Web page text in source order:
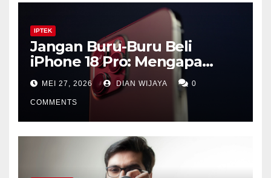
IPTEK
Jangan Buru-Buru Beli
iPhone 18 Pro: Mengapa
Lompatan Besar Apple
Justru Ada di Tahun 2027
MEI 27, 2026 DIAN WIJAYA 0
COMMENTS